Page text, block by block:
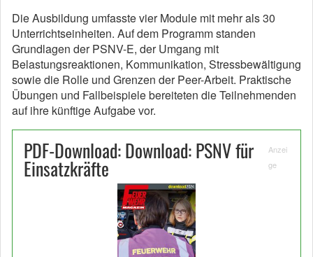
Die Ausbildung umfasste vier Module mit mehr als 30
Unterrichtseinheiten. Auf dem Programm standen
Grundlagen der PSNV-E, der Umgang mit
Belastungsreaktionen, Kommunikation, Stressbewältigung
sowie die Rolle und Grenzen der Peer-Arbeit. Praktische
Übungen und Fallbeispiele bereiteten die Teilnehmenden
auf ihre künftige Aufgabe vor.
PDF-Download: Download: PSNV für
Einsatzkräfte
Anzei
ge